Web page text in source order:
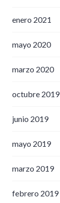
enero 2021
mayo 2020
marzo 2020
octubre 2019
junio 2019
mayo 2019
marzo 2019
febrero 2019